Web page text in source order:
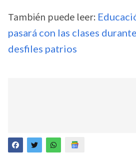
También puede leer:
pasará con las clases
desfiles patrios